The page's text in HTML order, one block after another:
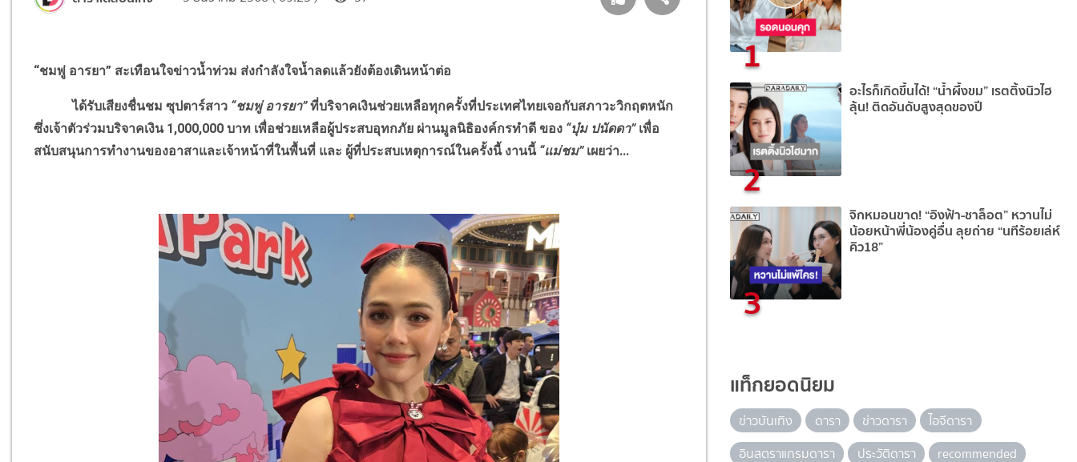
“ชมพู่ อารยา” สะเทือนใจข่าวน้ำท่วม ส่งกำลังใจน้ำลดแล้วยังต้องเดินหน้าต่อ
ได้รับเสียงชื่นชม ซุปตาร์สาว “ชมพู่ อารยา” ที่บริจาคเงินช่วยเหลือทุกครั้งที่ประเทศไทยเจอกับสภาวะวิกฤตหนัก
ซึ่งเจ้าตัวร่วมบริจาคเงิน 1 ,000,000 บาท เพื่อช่วยเหลือผู้ประสบอุทกภัย ผ่านมูลนิธิองค์กรทำดี ของ “บุ๋ม ปนัดดา” เพื่อ
สนับสนุนการทำงานของอาสาและเจ้าหน้าที่ในพื้นที่ และ ผู้ที่ประสบเหตุการณ์ในครั้งนี้ งานนี้ “แม่ชม”เผยว่า...
1
2
อะไรก็เกิดขึ้นได้! “น้ำผึ้งขม” เรตติ้งนิวไฮ
ลุ้น! ติดอันดับสูงสุดของปี
3
จิกหมอนขาด! “อิงฟ้า-ชาล็อต” หวานไม่
น้อยหน้าพี่น้องคู่อื่น ลุยถ่าย “นทีร้อยเล่ห์
คิว18”
แท็กยอดนิยม
ข่าวบันเทิง ดารา ข่าวดารา
ไอจีดารา
อินสตราแกรมดารา
ประวัติดารา
recommended